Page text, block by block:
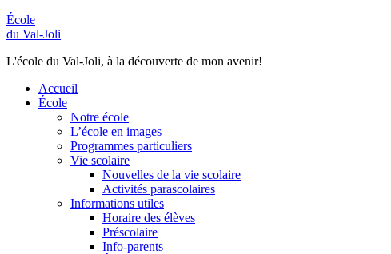
École
du Val-Joli
L'école du Val-Joli, à la découverte de mon avenir!
Accueil
École
Notre école
L’école en images
Programmes particuliers
Vie scolaire
Nouvelles de la vie scolaire
Activités parascolaires
Informations utiles
Horaire des élèves
Préscolaire
Info-parents